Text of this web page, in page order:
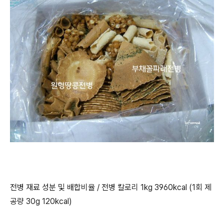
전병 재료 성분 및 배합비율 / 전병 칼로리 1kg 3960kcal (1회 제
공량 30g 120kcal)